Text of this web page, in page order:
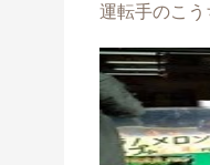
運転手のこ